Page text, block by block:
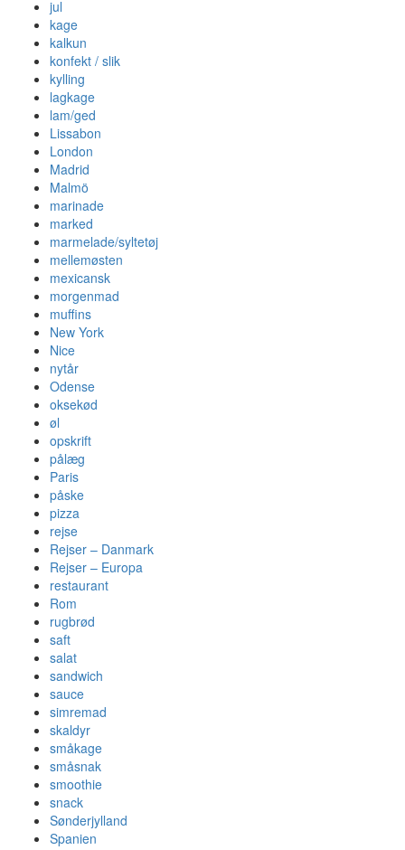
jul
kage
kalkun
konfekt / slik
kylling
lagkage
lam/ged
Lissabon
London
Madrid
Malmö
marinade
marked
marmelade/syltetøj
mellemøsten
mexicansk
morgenmad
muffins
New York
Nice
nytår
Odense
oksekød
øl
opskrift
pålæg
Paris
påske
pizza
rejse
Rejser – Danmark
Rejser – Europa
restaurant
Rom
rugbrød
saft
salat
sandwich
sauce
simremad
skaldyr
småkage
småsnak
smoothie
snack
Sønderjylland
Spanien